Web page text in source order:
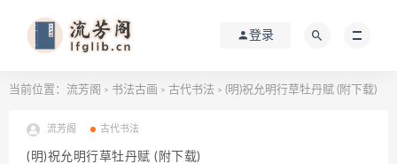
登录
当前位置： 流芳阁 > 书法古画 > 古代书法 > (明)祝允明行草牡丹赋 (附下载)
流芳阁 古代书法
(明)祝允明行草牡丹赋 (附下载)